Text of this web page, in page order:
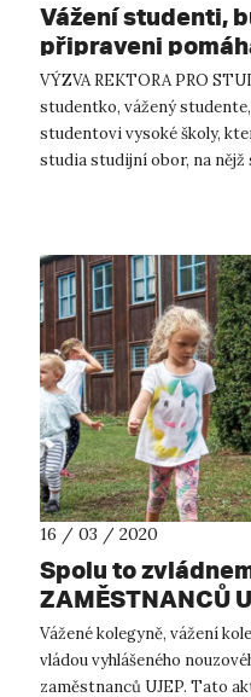
Vážení studenti,
připraveni
VÝZVA REKTORA PRO
studentko, vážený
studentovi vysoké školy,
studia studijní obor, na nějž
16 / 03 / 2020
Spolu to
ZAMĚSTNANCŮ
Vážené kolegyně, vážení
vládou vyhlášeného
zaměstnanců UJEP. Tato